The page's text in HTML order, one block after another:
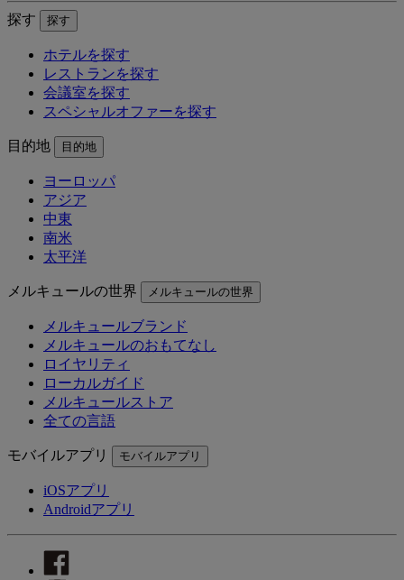
探す 探す
ホテルを探す
レストランを探す
会議室を探す
スペシャルオファーを探す
目的地 目的地
ヨーロッパ
アジア
中東
南米
太平洋
メルキュールの世界 メルキュールの世界
メルキュールブランド
メルキュールのおもてなし
ロイヤリティ
ローカルガイド
メルキュールストア
全ての言語
モバイルアプリ モバイルアプリ
iOSアプリ
Androidアプリ